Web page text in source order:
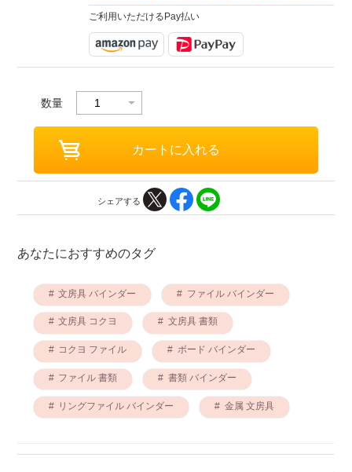
ご利用いただけるPay払い
数量
シェアする
あなたにおすすめのタグ
文房具 バインダー ファイル バインダー
文房具 コクヨ 文房具 書類
コクヨ ファイル ボード バインダー
ファイル 書類 書類 バインダー
リングファイル バインダー 金属 文房具